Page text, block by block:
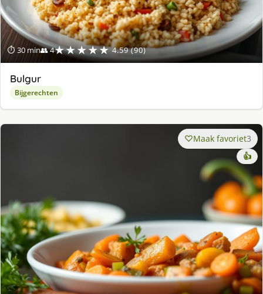
⏱ 30 min👥 4★★★★★ 4.59 (90)
Bulgur
Bijgerechten
Maak favoriet3
👍